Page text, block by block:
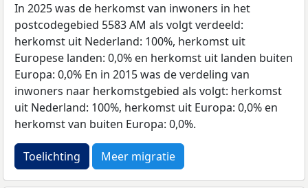
In 2025 was de herkomst van inwoners in het
postcodegebied 5583 AM als volgt verdeeld:
herkomst uit Nederland: 100%, herkomst uit
Europese landen: 0,0% en herkomst uit landen buiten
Europa: 0,0% En in 2015 was de verdeling van
inwoners naar herkomstgebied als volgt: herkomst
uit Nederland: 100%, herkomst uit Europa: 0,0% en
herkomst van buiten Europa: 0,0%.
Toelichting Meer migratie